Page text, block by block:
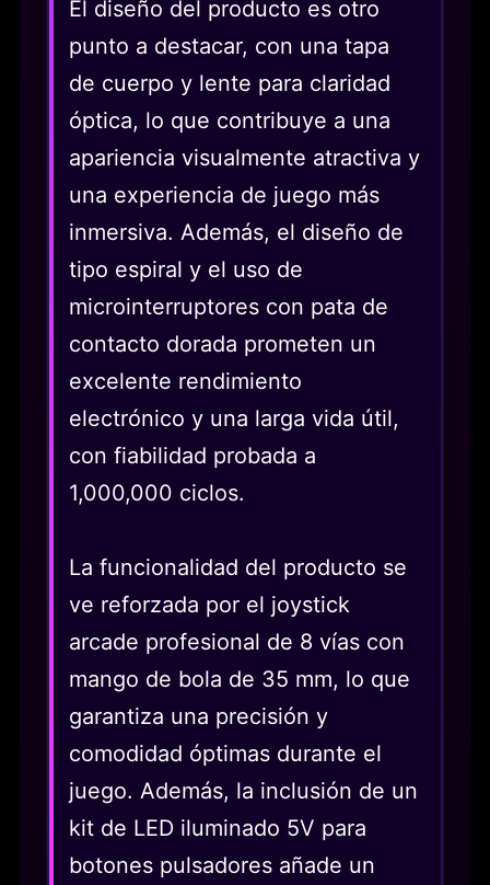
El diseño del producto es otro
punto a destacar, con una tapa
de cuerpo y lente para claridad
óptica, lo que contribuye a una
apariencia visualmente atractiva y
una experiencia de juego más
inmersiva. Además, el diseño de
tipo espiral y el uso de
microinterruptores con pata de
contacto dorada prometen un
excelente rendimiento
electrónico y una larga vida útil,
con fiabilidad probada a
1,000,000 ciclos.
La funcionalidad del producto se
ve reforzada por el joystick
arcade profesional de 8 vías con
mango de bola de 35 mm, lo que
garantiza una precisión y
comodidad óptimas durante el
juego. Además, la inclusión de un
kit de LED iluminado 5V para
botones pulsadores añade un